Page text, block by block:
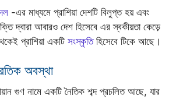
-এর মাধ্যমে প্রাশিয়া দেশটি বিলুপ্ত হয় এবং
দ্বারা আবারও দেশ হিসেবে এর স্বকীয়তা কেড়ে
প্রাশিয়া একটি সংস্কৃতিহিসেবে টিকে আছে।
অবস্থা
গুণ নামে একটি নৈতিক শব্দ প্রচলিত আছে, যার